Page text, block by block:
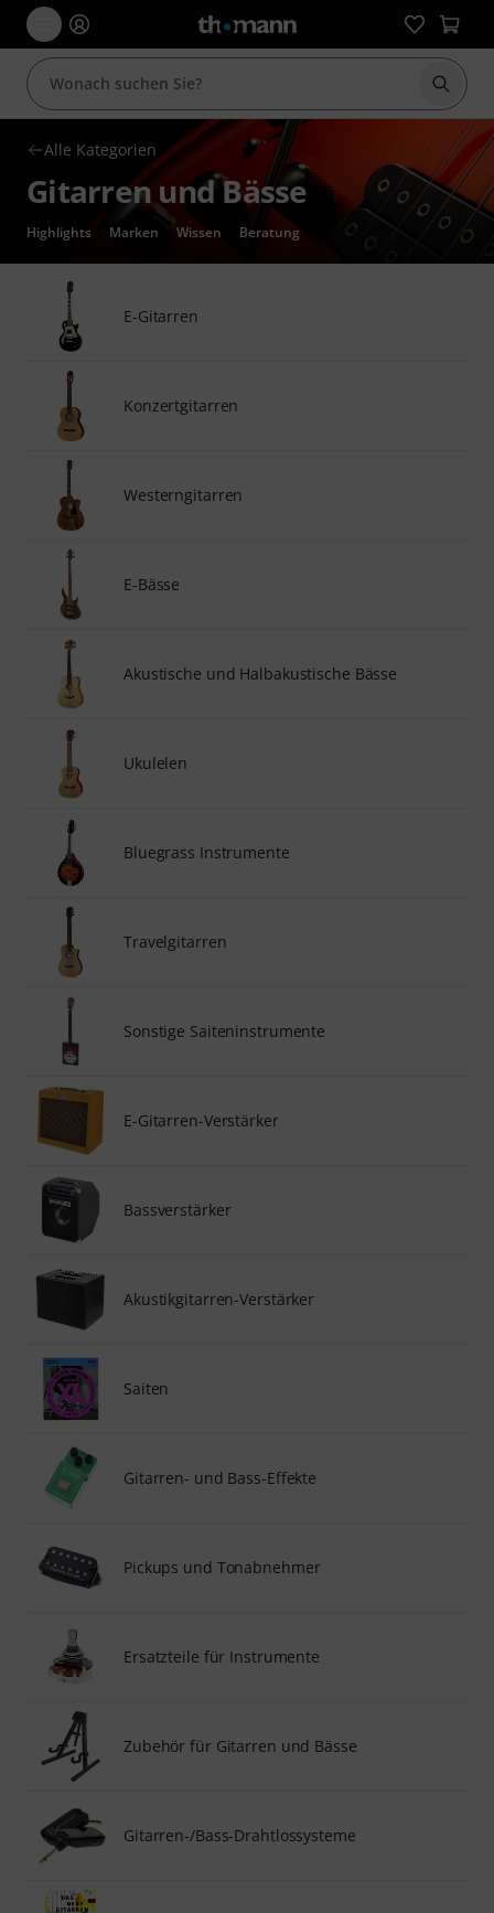
Suche
Alle Kategorien
Gitarren und Bässe
Highlights Marken Wissen Beratung
E-Gitarren
Konzertgitarren
Westerngitarren
E-Bässe
Akustische und Halbakustische Bässe
Ukulelen
Bluegrass Instrumente
Travelgitarren
Sonstige Saiteninstrumente
E-Gitarren-Verstärker
Bassverstärker
Akustikgitarren-Verstärker
Saiten
Gitarren- und Bass-Effekte
Pickups und Tonabnehmer
Ersatzteile für Instrumente
Zubehör für Gitarren und Bässe
Gitarren-/Bass-Drahtlossysteme